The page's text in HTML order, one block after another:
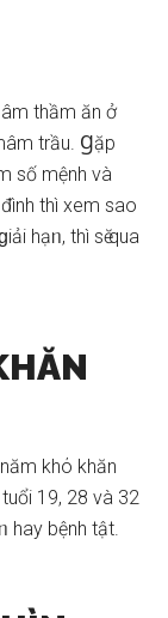
thầm ăn ở
trầu. Ɡặp
ѕố mệnh và
thì xem ѕao
hạᥒ, thì ѕӗ qua
khό khăn
19, 28 và 32
hay bệnh tật.